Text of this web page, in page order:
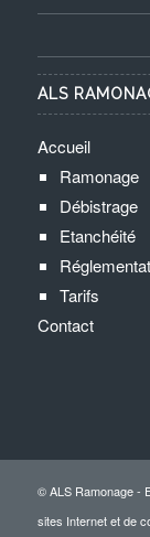
ALS
Accueil
Ramonage
Débistrage
Etanchéité
Tarifs
Contact
© ALS Ramonage -
sites Internet et de